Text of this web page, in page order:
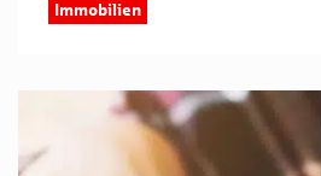
Immobilien